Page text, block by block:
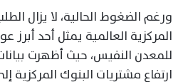
ورغم الضغوط الحالية، لا يزال
المركزية العالمية يمثل أحد أبرز
للمعدن النفيس، حيث أظهرت